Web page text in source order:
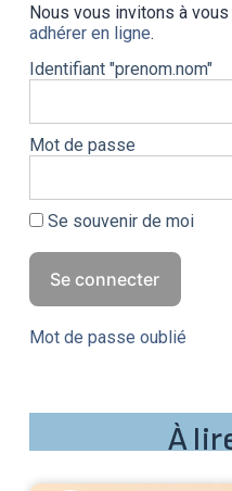
Nous vous invitons à
adhérer en ligne.
Identifiant "prenom.nom"
Mot de passe
Se souvenir de moi
Mot de passe oublié
À